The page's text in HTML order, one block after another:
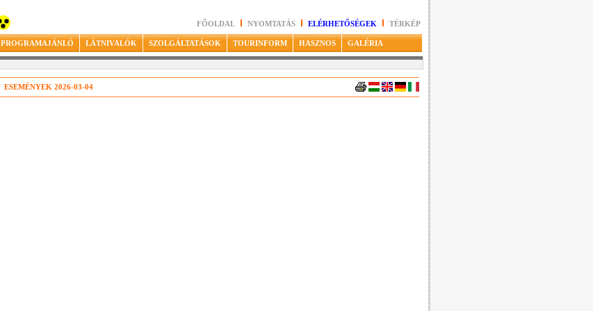
FŐOLDAL NYOMTATÁS ELÉRHETŐSÉGEK TÉRKÉP
PROGRAMAJÁNLÓ LÁTNIVALÓK SZOLGÁLTATÁSOK TOURINFORM HASZNOS GALÉRIA
ESEMÉNYEK 2026-03-04